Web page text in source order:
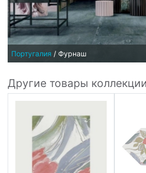
Португалия / Фурнаш
Другие товары коллекции